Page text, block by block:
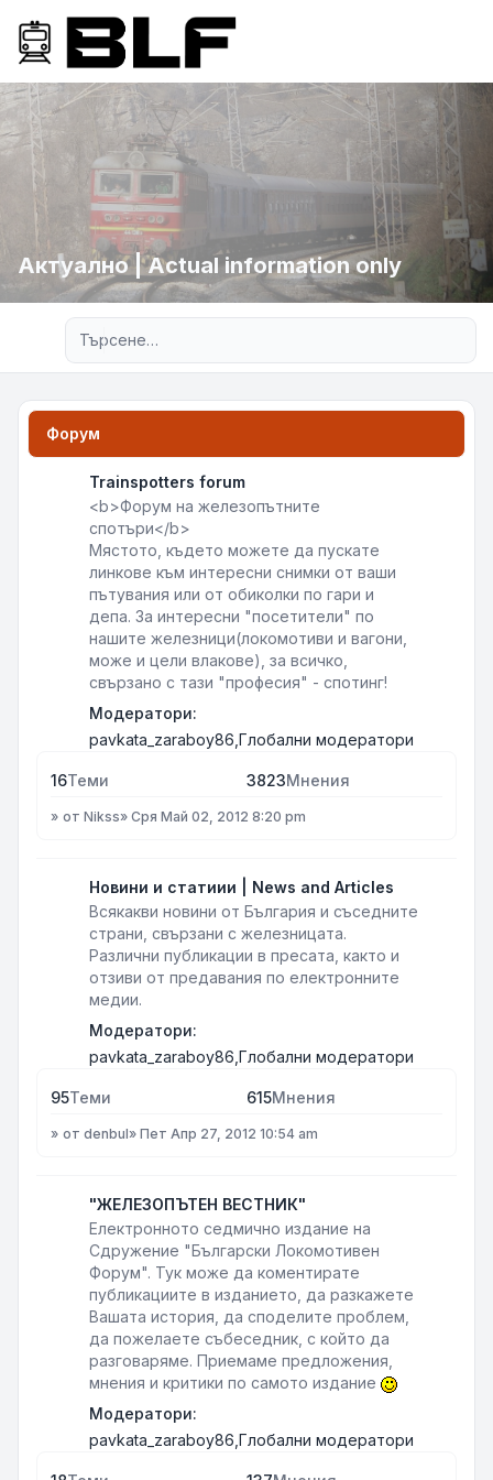
Актуално | Actual information only
Форум
Trainspotters forum
<b>Форум на железопътните
спотъри</b>
Мястото, където можете да пускате
линкове към интересни снимки от ваши
пътувания или от обиколки по гари и
депа. За интересни "посетители" по
нашите железници(локомотиви и вагони,
може и цели влакове), за всичко,
свързано с тази "професия" - спотинг!
Модератори:
pavkata_zaraboy86 Глобални модератори
16Теми 3823Мнения
от Nikss» Сря Май 02, 2012 8:20 pm
Новини и статиии | News and Articles
Всякакви новини от България и съседните
страни, свързани с железницата.
Различни публикации в пресата, както и
отзиви от предавания по електронните
медии.
Модератори:
pavkata_zaraboy86 Глобални модератори
95Теми 615Мнения
от denbul» Пет Апр 27, 2012 10:54 am
"ЖЕЛЕЗОПЪТЕН ВЕСТНИК"
Електронното седмично издание на
Сдружение "Български Локомотивен
Форум". Тук може да коментирате
публикациите в изданието, да разкажете
Вашата история, да споделите проблем,
да пожелаете събеседник, с който да
разговаряме. Приемаме предложения,
мнения и критики по самото издание
Модератори:
pavkata_zaraboy86 Глобални модератори